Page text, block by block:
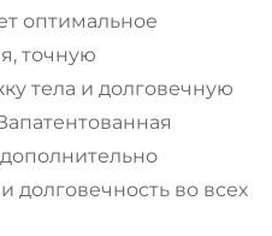
оптимальное
точную
тела и долговечную
долговечность во всех